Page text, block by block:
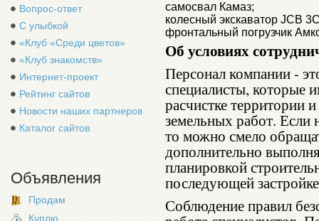
Вопрос-ответ
С улыбкой
«Клуб «Среди цветов»
«Клуб знакомств»
Интернет-проект
Рейтинг сайтов
Новости наших партнеров
Каталог сайтов
Объявления
Продам
Куплю
самосвал Камаз;
колесный экскаватор JCB
фронтальный погрузчик
Об условиях
Персонал компании -
специалисты, которые
расчистке территории
земельных работ.
то можно смело
дополнительно
планировкой
последующей
Соблюдение правил